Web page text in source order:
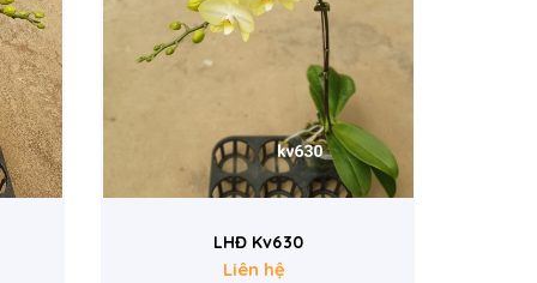
LHĐ L059
Liên hệ